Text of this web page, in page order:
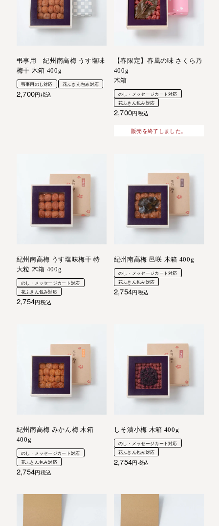
弔事用 紀州南高梅 うす塩味
梅干 木箱 400g
弔事用のし対応 花ふきん包み対応
2,700 税込
【春限定】春風の味 さくら乃
400g
木箱
のし・メッセージカート対応
花ふきん包み対応
2,700 税込
販売を終了しました。
紀州南高梅 うす塩味梅干 特
大粒 木箱 400g
のし・メッセージカート対応
花ふきん包み対応
2,754 税込
紀州南高梅 邑咲 木箱 400g
のし・メッセージカート対応
花ふきん包み対応
2,754 税込
紀州南高梅 みかん梅 木箱
400g
のし・メッセージカート対応
花ふきん包み対応
2,754 税込
しそ漬小梅 木箱 400g
のし・メッセージカート対応
花ふきん包み対応
2,754 税込